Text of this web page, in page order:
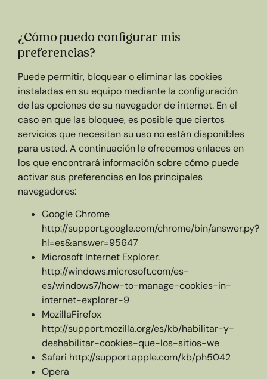
¿Cómo puedo configurar mis
preferencias?
Puede permitir, bloquear o eliminar las cookies
instaladas en su equipo mediante la configuración
de las opciones de su navegador de internet. En el
caso en que las bloquee, es posible que ciertos
servicios que necesitan su uso no están disponibles
para usted. A continuación le ofrecemos enlaces en
los que encontrará información sobre cómo puede
activar sus preferencias en los principales
navegadores:
Google Chrome
http://support.google.com/chrome/bin/answer.py?
hl=es&answer=95647
Microsoft Internet Explorer.
http://windows.microsoft.com/es-
es/windows7/how-to-manage-cookies-in-
internet-explorer-9
MozillaFirefox
http://support.mozilla.org/es/kb/habilitar-y-
deshabilitar-cookies-que-los-sitios-we
Safari http://support.apple.com/kb/ph5042
Opera